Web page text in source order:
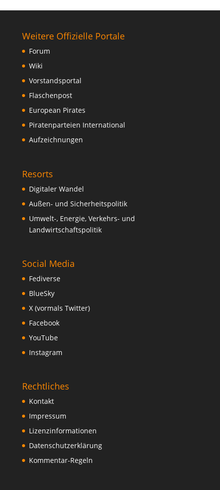
Weitere Offizielle Portale
Forum
Wiki
Vorstandsportal
Flaschenpost
European Pirates
Piratenparteien International
Aufzeichnungen
Resorts
Digitaler Wandel
Außen- und Sicherheitspolitik
Umwelt-, Energie, Verkehrs- und
Landwirtschaftspolitik
Social Media
Fediverse
BlueSky
X (vormals Twitter)
Facebook
YouTube
Instagram
Rechtliches
Kontakt
Impressum
Lizenzinformationen
Datenschutzerklärung
Kommentar-Regeln